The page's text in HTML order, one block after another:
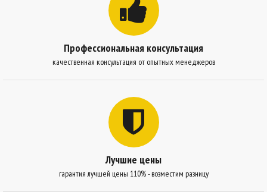
Профессиональная консультация
качественная консультация от опытных менеджеров
Лучшие цены
гарантия лучшей цены 110% - возместим разницу